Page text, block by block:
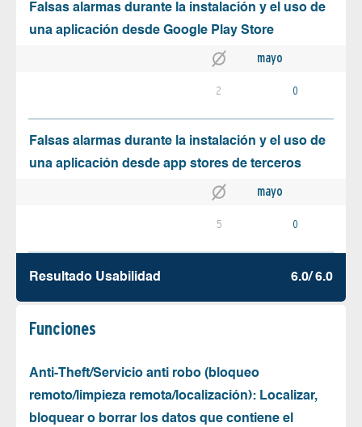
Falsas alarmas durante la instalación y el uso de
una aplicación desde Google Play Store
mayo
2 0
Falsas alarmas durante la instalación y el uso de
una aplicación desde app stores de terceros
mayo
5 0
Resultado Usabilidad 6.0/ 6.0
Funciones
Anti-Theft/Servicio anti robo (bloqueo
remoto/limpieza remota/localización): Localizar,
bloquear o borrar los datos que contiene el